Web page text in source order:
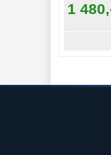
1